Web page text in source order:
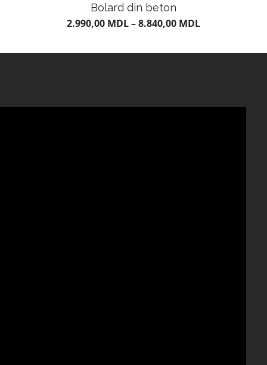
Bolard din beton
2.990,00 MDL–8.840,00 MDL